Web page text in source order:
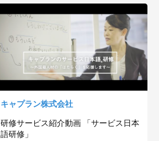
キャプラン株式会社
研修サービス紹介動画 「サービス日本
語研修」